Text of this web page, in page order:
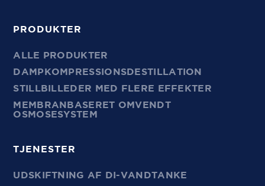
PRODUKTER
ALLE PRODUKTER
DAMPKOMPRESSIONSDESTILLATION
STILLBILLEDER MED FLERE EFFEKTER
MEMBRANBASERET OMVENDT
OSMOSESYSTEM
TJENESTER
UDSKIFTNING AF DI-VANDTANKE